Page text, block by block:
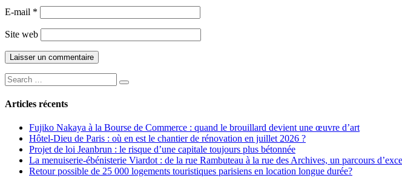
E-mail *
Site web
Recherche
pour :
Lancer
Articles récents
Fujiko Nakaya à la Bourse de Commerce : quand le brouillard devient une œuvre d’art
Hôtel-Dieu de Paris : où en est le chantier de rénovation en juillet 2026 ?
Projet de loi Jeanbrun : le risque d’une capitale toujours plus bétonnée
La menuiserie-ébénisterie Viardot : de la rue Rambuteau à la rue des Archives, un parcours
Retour possible de 25 000 logements touristiques parisiens en location longue durée?